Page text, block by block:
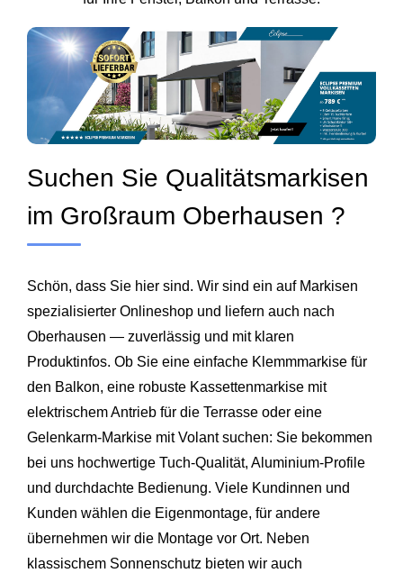
Suchen Sie Qualitätsmarkisen
im Großraum Oberhausen ?
Schön, dass Sie hier sind. Wir sind ein auf Markisen
spezialisierter Onlineshop und liefern auch nach
Oberhausen — zuverlässig und mit klaren
Produktinfos. Ob Sie eine einfache Klemmmarkise für
den Balkon, eine robuste Kassettenmarkise mit
elektrischem Antrieb für die Terrasse oder eine
Gelenkarm‑Markise mit Volant suchen: Sie bekommen
bei uns hochwertige Tuch‑Qualität, Aluminium‑Profile
und durchdachte Bedienung. Viele Kundinnen und
Kunden wählen die Eigenmontage, für andere
übernehmen wir die Montage vor Ort. Neben
klassischem Sonnenschutz bieten wir auch